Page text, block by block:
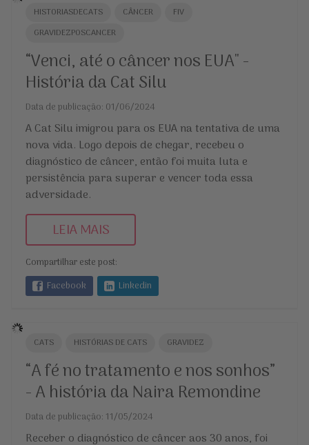
HISTORIASDECATS CÂNCER
FIV
GRAVIDEZPOSCANCER
“Venci, até o câncer nos EUA" -
História da Cat Silu
Data de publicação: 01/06/2024
A Cat Silu imigrou para os EUA na tentativa de uma
nova vida. Logo depois de chegar, recebeu o
diagnóstico de câncer, então foi muita luta e
persistência para superar e vencer toda essa
adversidade.
LEIA MAIS
Compartilhar este post:
Facebook
Linkedin
CATS HISTÓRIAS DE CATS GRAVIDEZ
“A fé no tratamento e nos sonhos”
- A história da Naira Remondine
Data de publicação: 11/05/2024
Receber o diagnóstico de câncer aos 30 anos, foi